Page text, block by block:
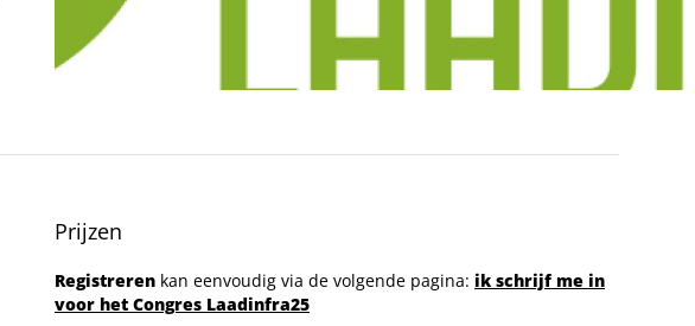
Prijzen
Registreren kan eenvoudig via de volgende pagina: ik schrijf me in
voor het Congres Laadinfra25